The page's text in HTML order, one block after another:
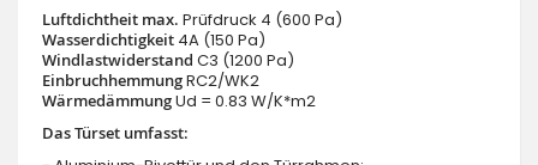
Luftdichtheit max. Prüfdruck 4 (600 Pa)
Wasserdichtigkeit 4A (150 Pa)
Windlastwiderstand C3 (1200 Pa)
EinbruchhemmungRC2/WK2
WärmedämmungUd = 0.83 W/K*m2
Das Türset umfasst: